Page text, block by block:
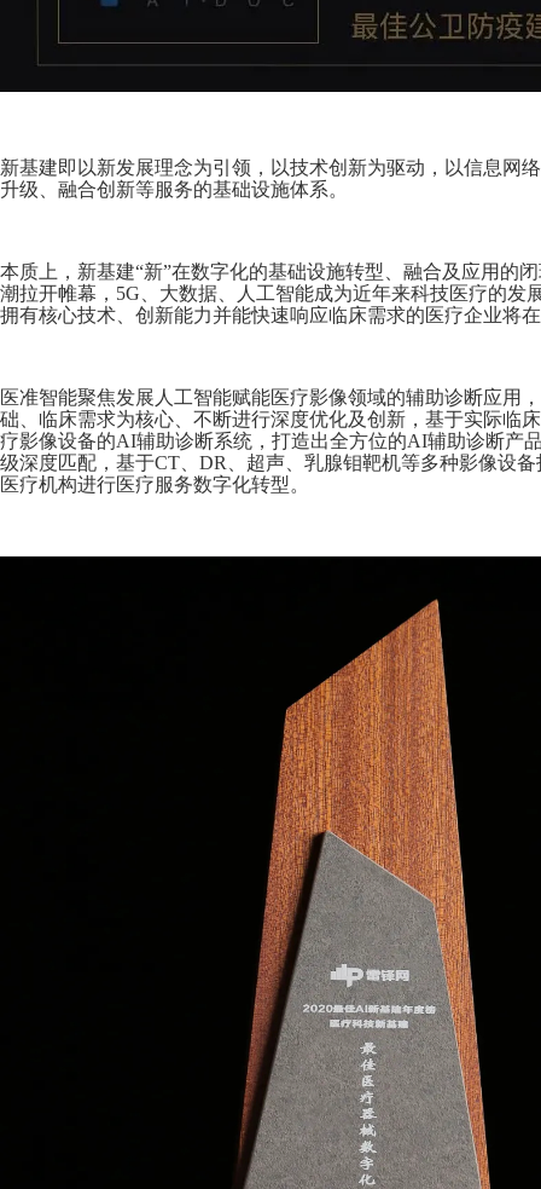
新基建即以新发展理念为引领，以技术创新为驱动，以信息网
升级、融合创新等服务的基础设施体系。
本质上，新基建“新”在数字化的基础设施转型、融合及应用的
潮拉开帷幕，5G、大数据、人工智能成为近年来科技医疗的
拥有核心技术、创新能力并能快速响应临床需求的医疗企业将
医准智能聚焦发展人工智能赋能医疗影像领域的辅助诊断应用
础、临床需求为核心、不断进行深度优化及创新，基于实际临
疗影像设备的AI辅助诊断系统，打造出全方位的AI辅助诊断产
级深度匹配，基于CT、DR、超声、乳腺钼靶机等多种影像设
医疗机构进行医疗服务数字化转型。